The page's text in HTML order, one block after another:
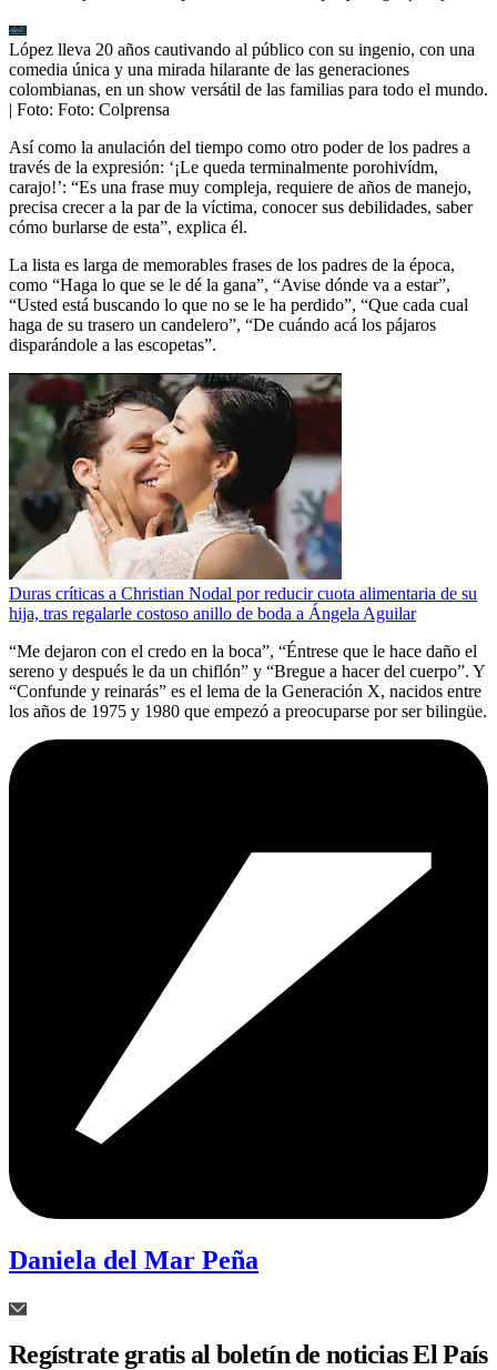
López lleva 20 años cautivando al público con su ingenio, con una
comedia única y una mirada hilarante de las generaciones
colombianas, en un show versátil de las familias para todo el mundo.
| Foto: Foto: Colprensa
Así como la anulación del tiempo como otro poder de los padres a
través de la expresión: ‘¡Le queda terminalmente porohivídm,
carajo!’: “Es una frase muy compleja, requiere de años de manejo,
precisa crecer a la par de la víctima, conocer sus debilidades, saber
cómo burlarse de esta”, explica él.
La lista es larga de memorables frases de los padres de la época,
como “Haga lo que se le dé la gana”, “Avise dónde va a estar”,
“Usted está buscando lo que no se le ha perdido”, “Que cada cual
haga de su trasero un candelero”, “De cuándo acá los pájaros
disparándole a las escopetas”.
Duras críticas a Christian Nodal por reducir cuota alimentaria de su
hija, tras regalarle costoso anillo de boda a Ángela Aguilar
“Me dejaron con el credo en la boca”, “Éntrese que le hace daño el
sereno y después le da un chiflón” y “Bregue a hacer del cuerpo”. Y
“Confunde y reinarás” es el lema de la Generación X, nacidos entre
los años de 1975 y 1980 que empezó a preocuparse por ser bilingüe.
Daniela del Mar Peña
Regístrate gratis al boletín de noticias El País